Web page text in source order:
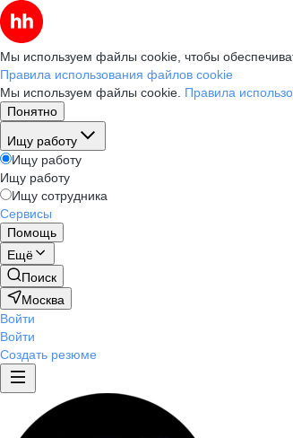
Мы используем файлы cookie, чтобы
Правила использования файлов cookie
Мы используем файлы cookie. Правила
Понятно
Ищу работу
Ищу работу
Ищу работу
Ищу сотрудника
Сервисы
Помощь
Ещё
Поиск
Москва
Войти
Войти
Создать резюме